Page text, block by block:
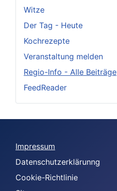
Witze
Der Tag - Heute
Kochrezepte
Veranstaltung melden
Regio-Info - Alle Beiträge
FeedReader
Impressum
Datenschutzerklärunng
Cookie-Richtlinie